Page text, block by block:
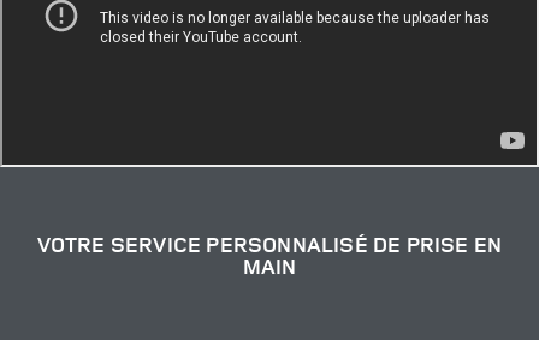
VOTRE SERVICE PERSONNALISÉ DE PRISE EN
MAIN